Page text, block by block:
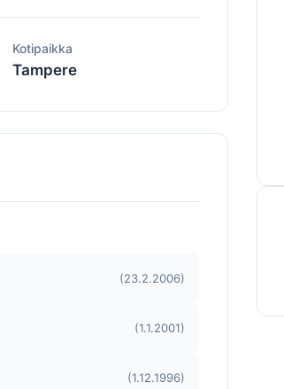
Kotipaikka
Tampere
(23.2.2006)
(1.1.2001)
(1.12.1996)